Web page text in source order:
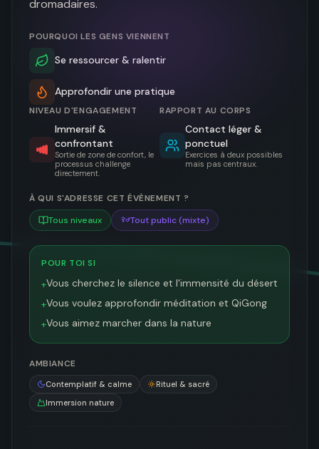
dromadaires.
POURQUOI LES GENS VIENNENT
Se ressourcer & ralentir
Approfondir une pratique
NIVEAU D'ENGAGEMENT
Immersif &
confrontant
Sortie de zone de confort, le
processus challenge
directement.
RAPPORT AU CORPS
Contact léger &
ponctuel
Exercices à deux possibles
mais pas centraux.
À QUI S'ADRESSE CET ÉVÈNEMENT ?
Tous niveaux
Tout public (mixte)
POUR TOI SI
+Vous cherchez le silence et l'immensité du désert
+Vous voulez approfondir méditation et QiGong
+Vous aimez marcher dans la nature
AMBIANCE
Contemplatif & calme
Rituel & sacré
Immersion nature